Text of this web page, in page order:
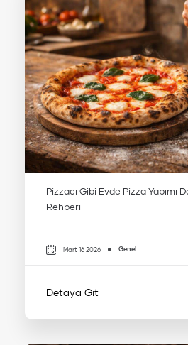
Pizzacı Gibi Evde Pizza Yapımı
Rehberi
Mart 16 2026 Genel
Detaya Git